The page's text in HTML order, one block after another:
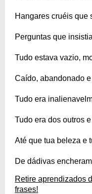
Hangares cruéis que
Perguntas que
Tudo estava vazio,
Caído, abandonado
Tudo era
Tudo era dos outros
Até que tua beleza e
De dádivas
Retire aprendizados
frases!